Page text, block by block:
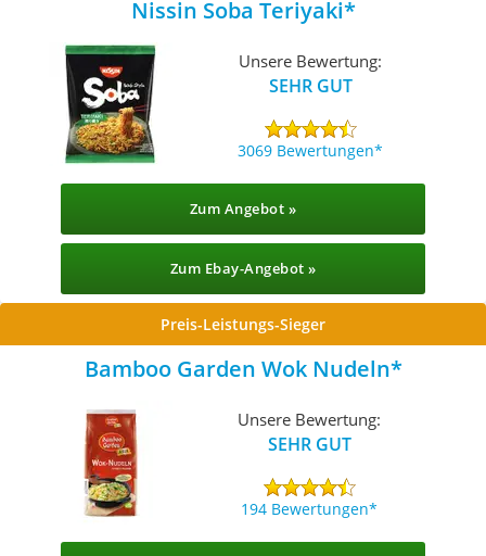
Nissin Soba Teriyaki
Unsere Bewertung:
SEHR GUT
3069 Bewertungen
Zum Angebot »
Zum Ebay-Angebot »
Preis-Leistungs-Sieger
Bamboo Garden Wok Nudeln
Unsere Bewertung:
SEHR GUT
194 Bewertungen